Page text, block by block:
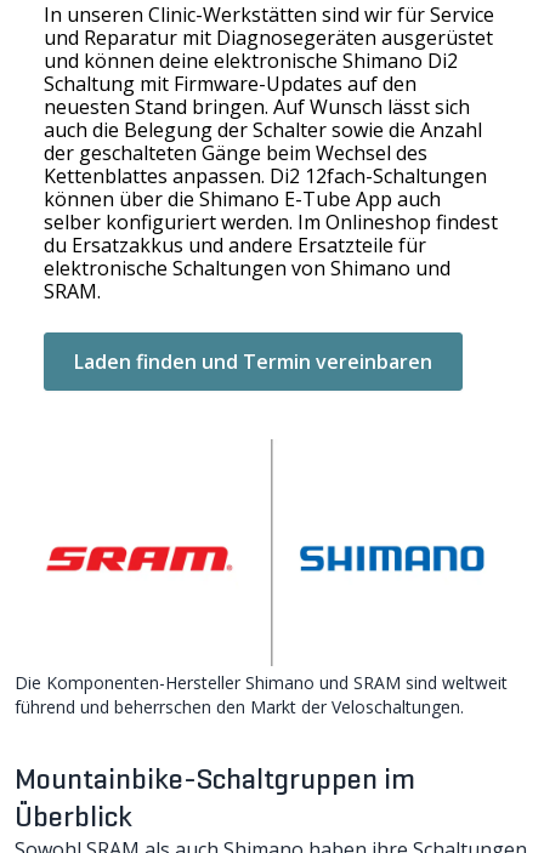
In unseren Clinic-Werkstätten sind wir für Service
und Reparatur mit Diagnosegeräten ausgerüstet
und können deine elektronische Shimano Di2
Schaltung mit Firmware-Updates auf den
neuesten Stand bringen. Auf Wunsch lässt sich
auch die Belegung der Schalter sowie die Anzahl
der geschalteten Gänge beim Wechsel des
Kettenblattes anpassen. Di2 12fach-Schaltungen
können über die Shimano E-Tube App auch
selber konfiguriert werden. Im Onlineshop findest
du Ersatzakkus und andere Ersatzteile für
elektronische Schaltungen von Shimano und
SRAM.
Laden finden und Termin vereinbaren
Die Komponenten-Hersteller Shimano und SRAM sind weltweit
führend und beherrschen den Markt der Veloschaltungen.
Mountainbike-Schaltgruppen im
Überblick